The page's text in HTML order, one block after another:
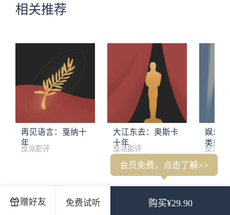
赠好友 免费试听 购买¥29.90
会员免费，点击了解>>
相关推荐
再见语言：戛纳十
年
反派影评
大江东去：奥斯卡
十年
反派影评
娱乐
类型
反派影
1. 新闻事件、关键词、强弱盘点、十佳影片、五大类型片